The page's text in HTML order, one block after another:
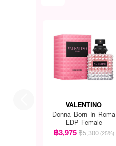
VALENTINO
Donna Born In Roma
EDP Female
฿3,975฿5,300 (25%)